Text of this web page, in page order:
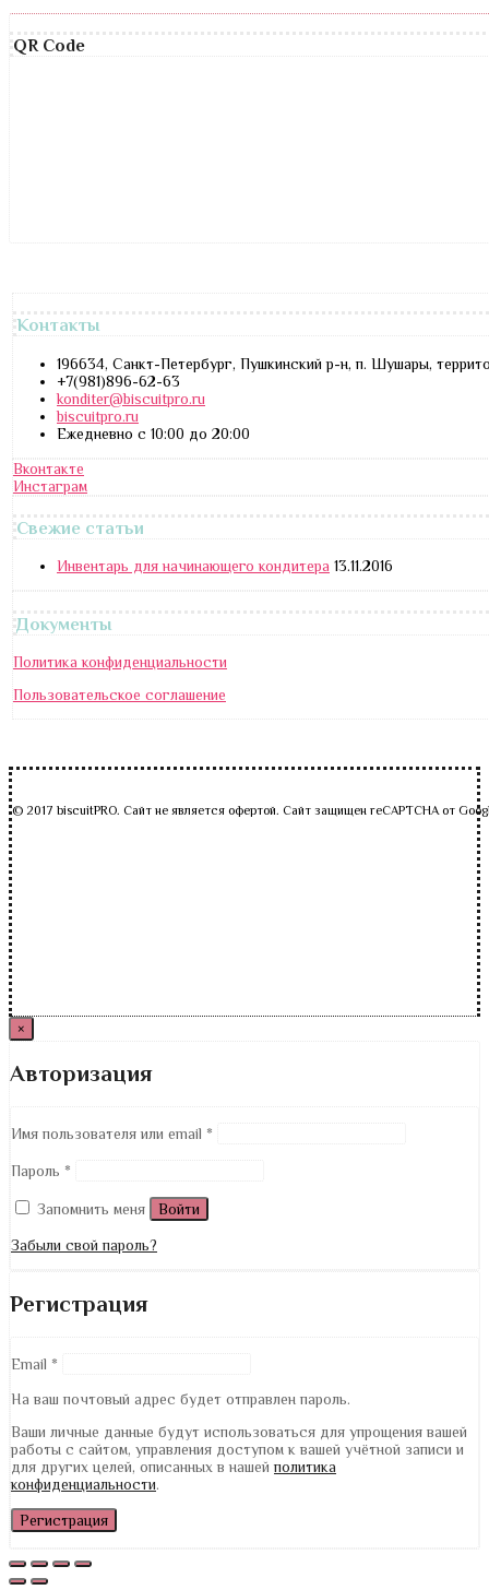
QR Code
Контакты
196634, Санкт-Петербург, Пушкинский р-н, п. Шушары,
+7(981)896-62-63
konditer@biscuitpro.ru
biscuitpro.ru
Ежедневно с 10:00 до 20:00
Вконтакте
Инстаграм
Свежие статьи
Инвентарь для начинающего кондитера 13.11.2016
Документы
Политика конфиденциальности
Пользовательское соглашение
© 2017 biscuitPRO. Сайт не является офертой. Сайт защищен reCAPTCHA от
×
Авторизация
Имя пользователя или email *
Пароль *
Запомнить меня Войти
Забыли свой пароль?
Регистрация
Email *
На ваш почтовый адрес будет отправлен пароль.
Ваши личные данные будут использоваться для упрощения вашей
работы с сайтом, управления доступом к вашей учётной записи и
для других целей, описанных в нашейполитика
конфиденциальности.
Регистрация